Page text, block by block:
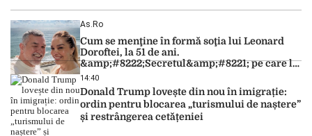
As.ro
Cum se menţine în formă soţia lui Leonard
Doroftei, la 51 de ani.
&amp;#8222;Secretul&amp;#8221; pe care l-a
dezvăluit
14:40
Donald Trump lovește din nou în imigrație:
ordin pentru blocarea „turismului de naștere”
și restrângerea cetățeniei